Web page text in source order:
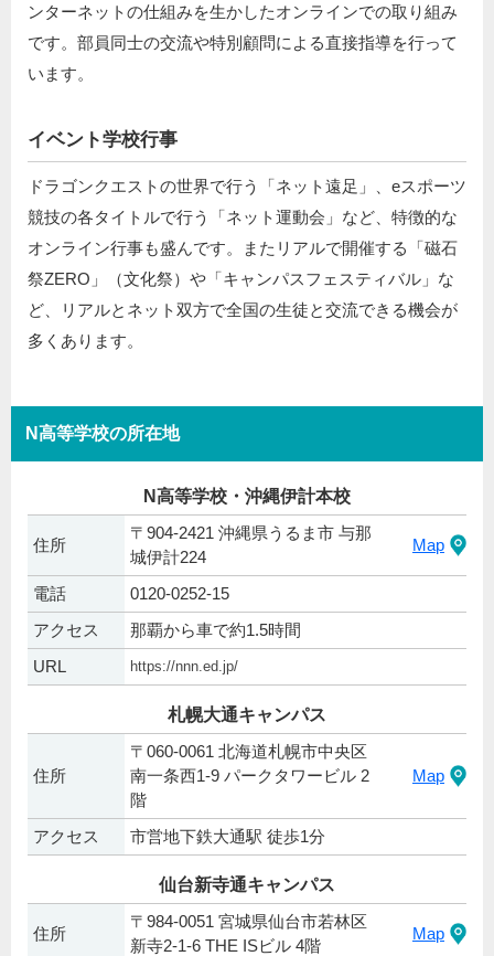
ンターネットの仕組みを生かしたオンラインでの取り組み
です。部員同士の交流や特別顧問による直接指導を行って
います。
イベント学校行事
ドラゴンクエストの世界で行う「ネット遠足」、eスポーツ
競技の各タイトルで行う「ネット運動会」など、特徴的な
オンライン行事も盛んです。またリアルで開催する「磁石
祭ZERO」（文化祭）や「キャンパスフェスティバル」な
ど、リアルとネット双方で全国の生徒と交流できる機会が
多くあります。
N高等学校の所在地
N高等学校・沖縄伊計本校
住所
〒904-2421 沖縄県うるま市 与那
城伊計224
Map
電話
0120-0252-15
アクセス
那覇から車で約1.5時間
URL
https://nnn.ed.jp/
札幌大通キャンパス
住所
〒060-0061 北海道札幌市中央区
南一条西1-9 パークタワービル 2
階
Map
アクセス 市営地下鉄大通駅 徒歩1分
仙台新寺通キャンパス
住所
〒984-0051 宮城県仙台市若林区
新寺2-1-6 THE ISビル 4階
Map